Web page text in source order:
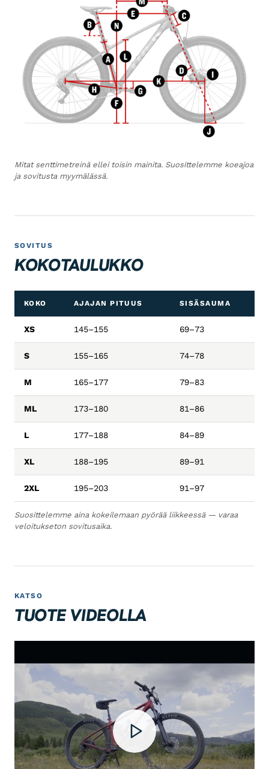
Mitat senttimetreinä ellei toisin mainita. Suosittelemme koeajoa
ja sovitusta myymälässä.
SOVITUS
KOKOTAULUKKO
KOKO AJAJAN PITUUS SISÄSAUMA
XS 145–155 69–73
S 155–165 74–78
M 165–177 79–83
ML 173–180 81–86
L 177–188 84–89
XL 188–195 89–91
2XL 195–203 91–97
Suosittelemme aina kokeilemaan pyörää liikkeessä — varaa
veloitukseton sovitusaika.
KATSO
TUOTE VIDEOLLA